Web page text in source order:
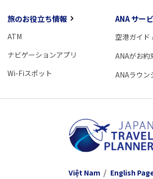
旅のお役立ち情報
ATM
ナビゲーションアプリ
Wi-Fiスポット
ANA サー
空港ガイド
ANAがお約
ANAラウン
Việt Nam English